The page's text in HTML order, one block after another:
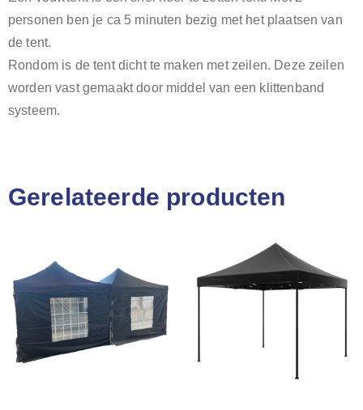
personen ben je ca 5 minuten bezig met het plaatsen van
de tent.
Rondom is de tent dicht te maken met zeilen. Deze zeilen
worden vast gemaakt door middel van een klittenband
systeem.
Gerelateerde producten